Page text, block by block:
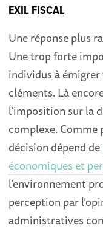
EXIL FISCAL
Une réponse plus
Une trop forte
individus à émigrer
cléments. Là
l’imposition sur la
complexe. Comme
décision dépend de
économiques et
l’environnement
perception par
administratives